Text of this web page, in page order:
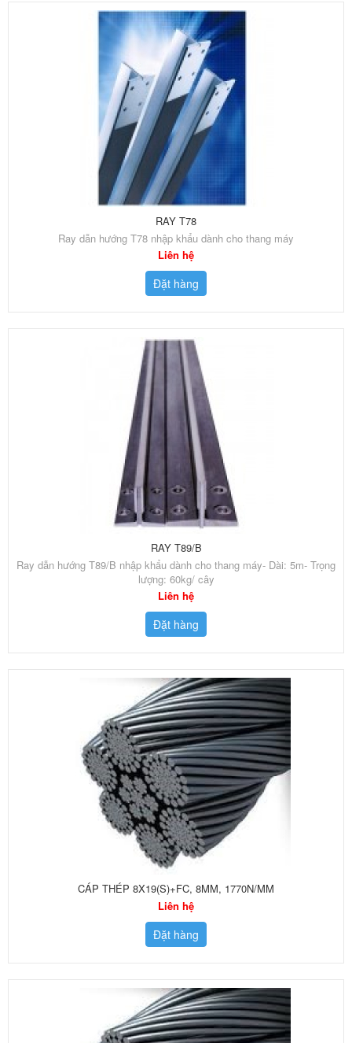
RAY T78
Ray dẫn hướng T78 nhập khẩu dành cho thang máy
Liên hệ
Đặt hàng
RAY T89/B
Ray dẫn hướng T89/B nhập khẩu dành cho thang máy- Dài: 5m- Trọng
lượng: 60kg/ cây
Liên hệ
Đặt hàng
CÁP THÉP 8X19(S)+FC, 8MM, 1770N/MM
Liên hệ
Đặt hàng